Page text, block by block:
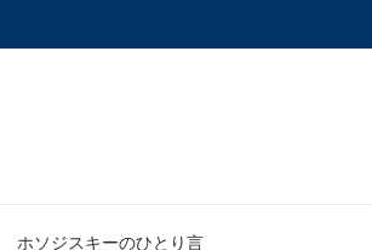
ホソジスキーのひとり言